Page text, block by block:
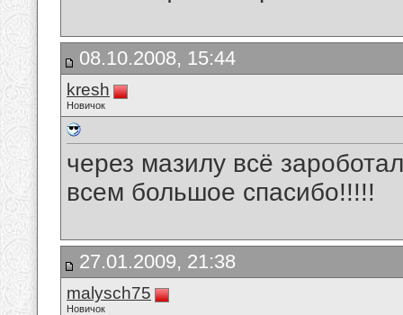
08.10.2008, 15:44
kresh
Новичок
через мазилу всё
всем большое спасибо!!!!!
27.01.2009, 21:38
malysch75
Новичок